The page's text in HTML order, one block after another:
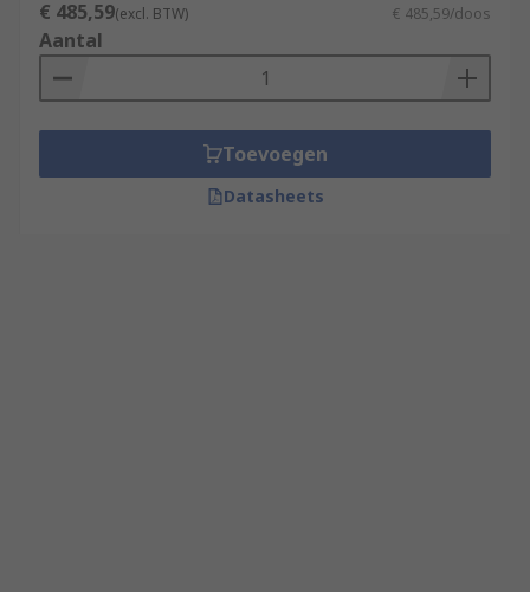
€ 485,59(excl. BTW) € 485,59/doos
Aantal
Toevoegen
Datasheets